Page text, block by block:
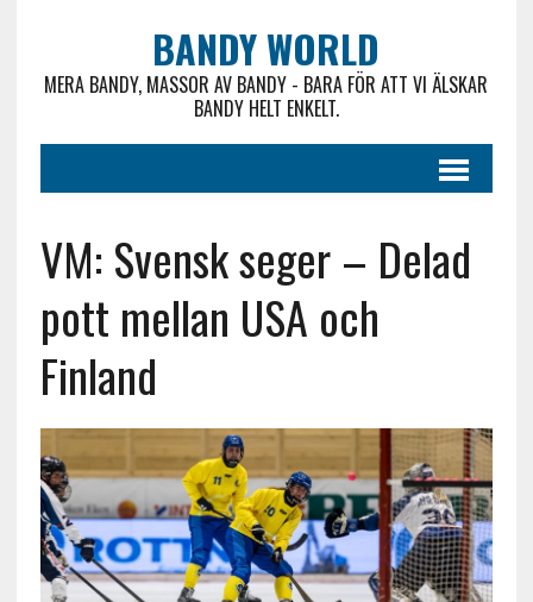
BANDY WORLD
MERA BANDY, MASSOR AV BANDY - BARA FÖR ATT VI ÄLSKAR
BANDY HELT ENKELT.
VM: Svensk seger – Delad
pott mellan USA och
Finland